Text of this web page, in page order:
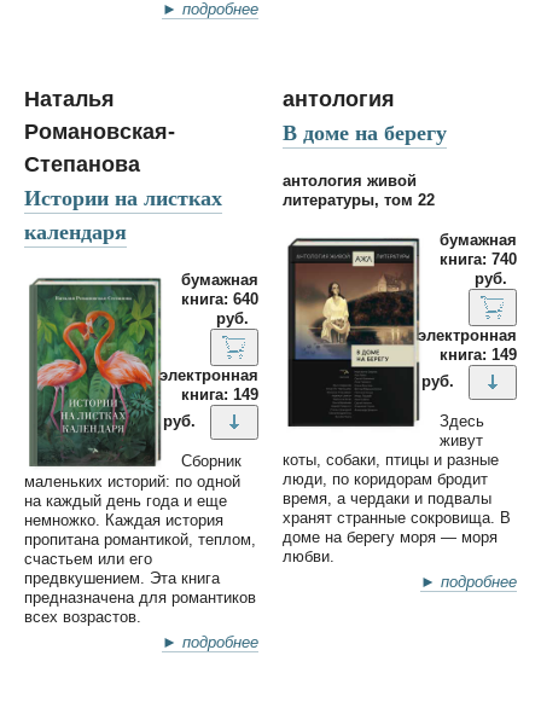
► подробнее
Наталья
Романовская-
Степанова
Истории на листках
календаря
бумажная
книга: 640
руб.
электронная
книга: 149
руб.
Сборник
маленьких историй: по одной
на каждый день года и еще
немножко. Каждая история
пропитана романтикой, теплом,
счастьем или его
предвкушением. Эта книга
предназначена для романтиков
всех возрастов.
► подробнее
антология
В доме на берегу
антология живой
литературы, том 22
бумажная
книга: 740
руб.
электронная
книга: 149
руб.
Здесь
живут
коты, собаки, птицы и разные
люди, по коридорам бродит
время, а чердаки и подвалы
хранят странные сокровища. В
доме на берегу моря — моря
любви.
► подробнее